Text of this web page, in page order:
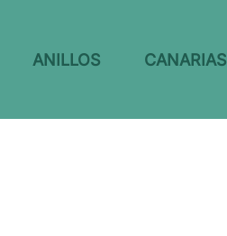
ANILLOS CANARIAS